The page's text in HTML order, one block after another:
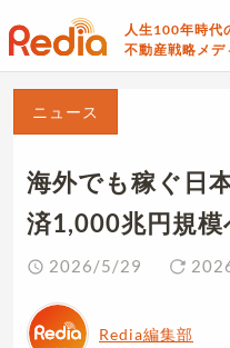
人生100年時代
不動産戦略メデ
ニュース
海外でも稼ぐ日
済1,000兆円規模
2026/5/29
Redia編集部